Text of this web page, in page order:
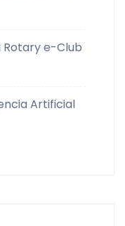
Rotary e-Club
Artificial